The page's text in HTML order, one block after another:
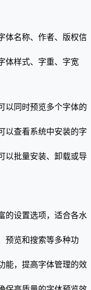
体名称、作者、版权信
体样式、字重、字宽
以同时预览多个字体的
以查看系统中安装的字
以批量安装、卸载或导
的设置选项，适合各水
预览和搜索等多种功
能，提高字体管理的效